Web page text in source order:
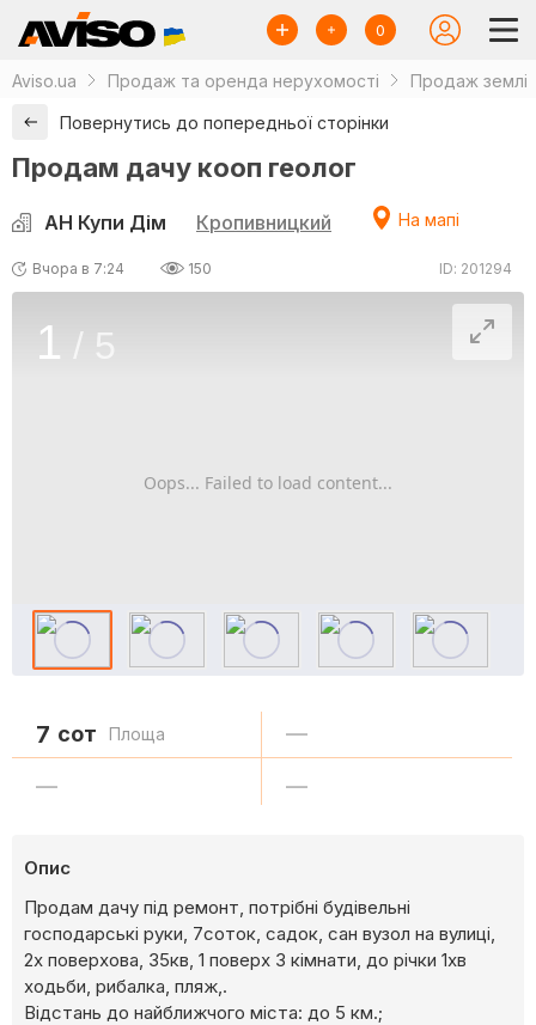
0
Aviso.ua Продаж та оренда нерухомості Продаж землі
Повернутись до попередньої сторінки
Продам дачу кооп геолог
АН Купи Дім Кропивницкий На мапі
Вчора в 7:24 150 ID: 201294
Oops... Failed to load content...
1 / 5
7 сот Площа —
— —
Опис
Продам дачу під ремонт, потрібні будівельні
господарські руки, 7соток, садок, сан вузол на вулиці,
2х поверхова, 35кв, 1 поверх 3 кімнати, до річки 1хв
ходьби, рибалка, пляж,.
Відстань до найближчого міста: до 5 км.;